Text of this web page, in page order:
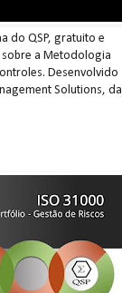
do QSP, gratuito e
a Metodologia
Desenvolvido
Solutions, da